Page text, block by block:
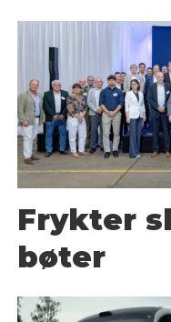
Frykter
bøter